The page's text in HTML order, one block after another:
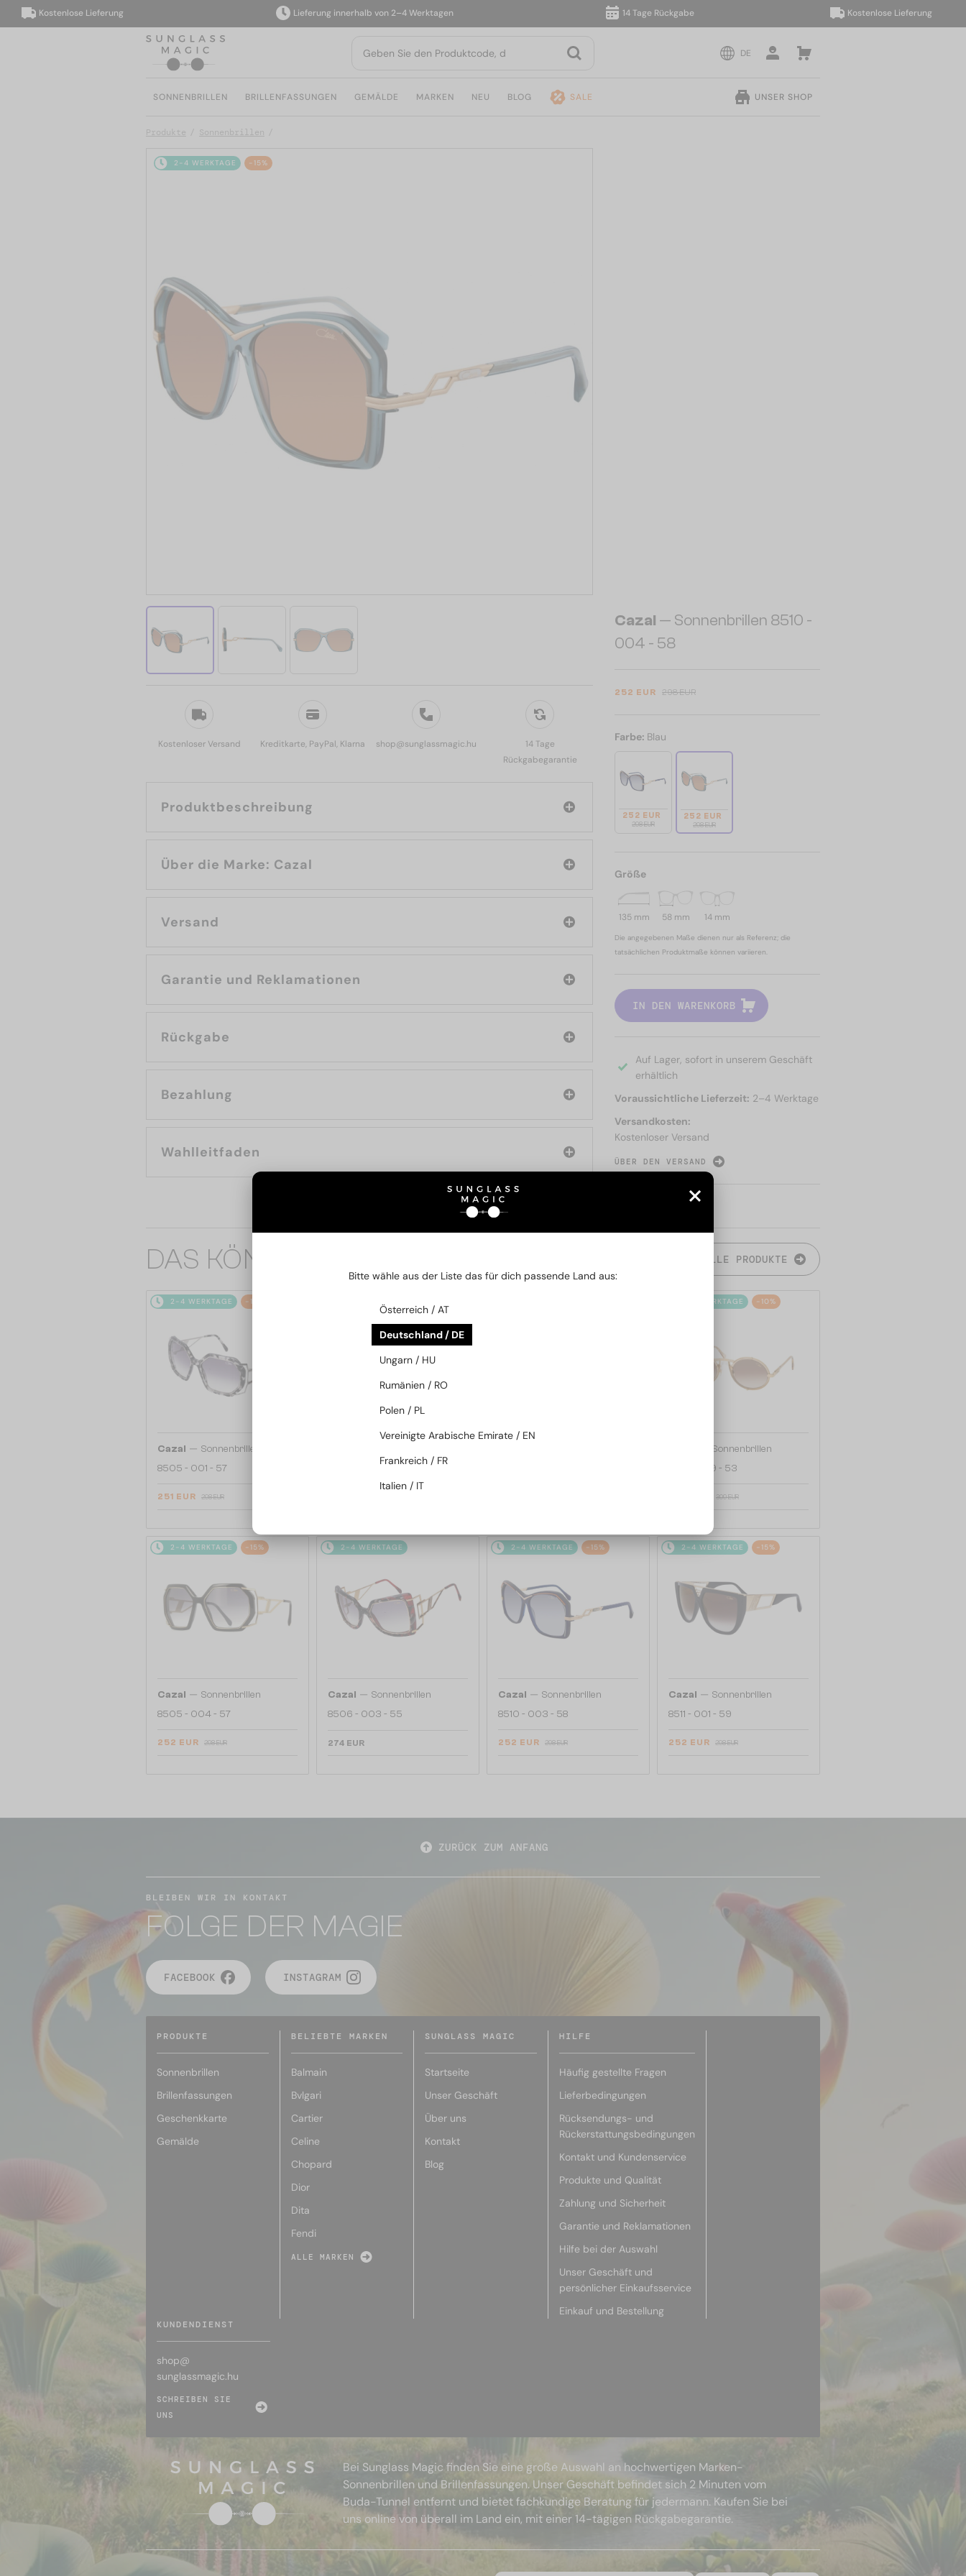
Kostenlose Lieferung Lieferung innerhalb von 2–4 Werktagen 14 Tage Rückgabe Kostenlose Lieferung
DE
SONNENBRILLEN BRILLENFASSUNGEN GEMÄLDE MARKEN NEU BLOG SALE UNSER SHOP
Produkte Sonnenbrillen
2-4 WERKTAGE -15%
Kostenloser Versand Kreditkarte, PayPal, Klarna shop@sunglassmagic.hu
14 Tage
Rückgabegarantie
Produktbeschreibung
Über die Marke: Cazal
Versand
Garantie und Reklamationen
Rückgabe
Bezahlung
Wahlleitfaden
Cazal — Sonnenbrillen 8510 -
004 - 58
252 EUR 298 EUR
Farbe: Blau
252 EUR
298 EUR
252 EUR
298 EUR
Größe
135 mm 58 mm 14 mm
Die angegebenen Maße dienen nur als Referenz; die
tatsächlichen Produktmaße können variieren.
IN DEN WARENKORB
Auf Lager, sofort in unserem Geschäft
erhältlich
Voraussichtliche Lieferzeit: 2–4 Werktage
Versandkosten:
Kostenloser Versand
ÜBER DEN VERSAND
DAS KÖNNTE SIE AUCH INTERESSIEREN ALLE PRODUKTE
2-4 WERKTAGE -16%
Cazal — Sonnenbrillen
8505 - 001 - 57
251 EUR 298 EUR
186/3 - 001 - 59
2-4 WERKTAGE -10%
Sonnenbrillen
644 - 009 - 53
309 EUR
2-4 WERKTAGE -15%
Cazal — Sonnenbrillen
8505 - 004 - 57
252 EUR 298 EUR
2-4 WERKTAGE
Cazal — Sonnenbrillen
8506 - 003 - 55
274 EUR
2-4 WERKTAGE -15%
Cazal — Sonnenbrillen
8510 - 003 - 58
252 EUR 298 EUR
2-4 WERKTAGE -15%
Cazal — Sonnenbrillen
8511 - 001 - 59
252 EUR 298 EUR
ZURÜCK ZUM ANFANG
BLEIBEN WIR IN KONTAKT
FOLGE DER MAGIE
FACEBOOK INSTAGRAM
PRODUKTE
Sonnenbrillen
Brillenfassungen
Geschenkkarte
Gemälde
BELIEBTE MARKEN
Balmain
Bvlgari
Cartier
Celine
Chopard
Dior
Dita
Fendi
ALLE MARKEN
SUNGLASS MAGIC
Startseite
Unser Geschäft
Über uns
Kontakt
Blog
HILFE
Häufig gestellte Fragen
Lieferbedingungen
Rücksendungs- und
Rückerstattungsbedingungen
Kontakt und Kundenservice
Produkte und Qualität
Zahlung und Sicherheit
Garantie und Reklamationen
Hilfe bei der Auswahl
Unser Geschäft und
persönlicher Einkaufsservice
Einkauf und Bestellung
KUNDENDIENST
shop@
sunglassmagic.hu
SCHREIBEN SIE
UNS
Bei Sunglass Magic finden Sie eine große Auswahl an hochwertigen Marken-
Sonnenbrillen und Brillenfassungen. Unser Geschäft befindet sich 2 Minuten vom
Buda-Tunnel entfernt und bietet fachkundige Beratung für jedermann. Kaufen Sie bei
uns online von überall im Land ein, mit einer 14-tägigen Rückgabegarantie.
Bitte wähle aus der Liste das für dich passende Land aus:
Österreich / AT
Deutschland / DE
Ungarn / HU
Rumänien / RO
Polen / PL
Vereinigte Arabische Emirate / EN
Frankreich / FR
Italien / IT